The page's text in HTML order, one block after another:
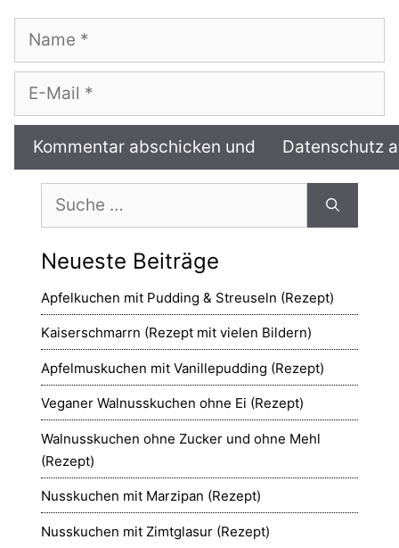
Name
E-
Mail
nach:
Neueste Beiträge
Apfelkuchen mit Pudding & Streuseln (Rezept)
Kaiserschmarrn (Rezept mit vielen Bildern)
Apfelmuskuchen mit Vanillepudding (Rezept)
Veganer Walnusskuchen ohne Ei (Rezept)
Walnusskuchen ohne Zucker und ohne Mehl
(Rezept)
Nusskuchen mit Marzipan (Rezept)
Nusskuchen mit Zimtglasur (Rezept)